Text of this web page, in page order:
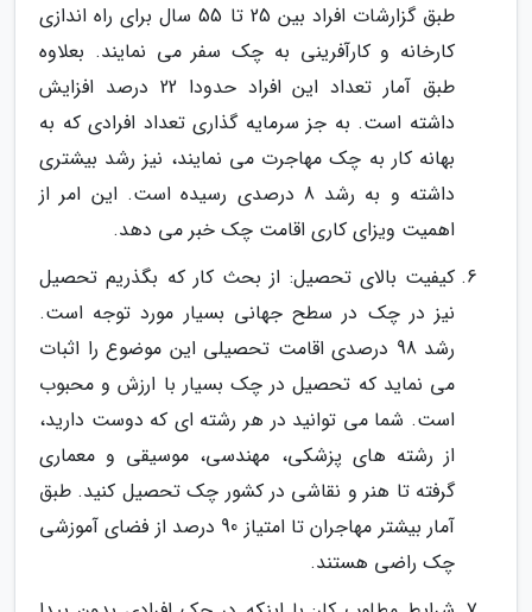
طبق گزارشات افراد بین 25 تا 55 سال برای راه اندازی
کارخانه و کارآفرینی به چک سفر می نمایند. بعلاوه
طبق آمار تعداد این افراد حدودا 22 درصد افزایش
داشته است. به جز سرمایه گذاری تعداد افرادی که به
بهانه کار به چک مهاجرت می نمایند، نیز رشد بیشتری
داشته و به رشد 8 درصدی رسیده است. این امر از
اهمیت ویزای کاری اقامت چک خبر می دهد.
کیفیت بالای تحصیل: از بحث کار که بگذریم تحصیل
نیز در چک در سطح جهانی بسیار مورد توجه است.
رشد 98 درصدی اقامت تحصیلی این موضوع را اثبات
می نماید که تحصیل در چک بسیار با ارزش و محبوب
است. شما می توانید در هر رشته ای که دوست دارید،
از رشته های پزشکی، مهندسی، موسیقی و معماری
گرفته تا هنر و نقاشی در کشور چک تحصیل کنید. طبق
آمار بیشتر مهاجران تا امتیاز 90 درصد از فضای آموزشی
چک راضی هستند.